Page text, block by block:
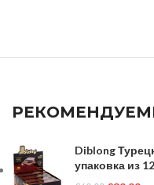
Diblong
упаковка из